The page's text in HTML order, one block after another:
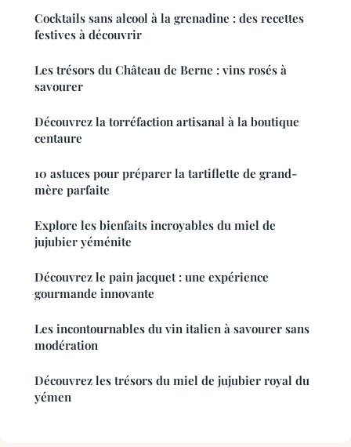
Cocktails sans alcool à la grenadine : des recettes
festives à découvrir
Les trésors du Château de Berne : vins rosés à
savourer
Découvrez la torréfaction artisanal à la boutique
centaure
10 astuces pour préparer la tartiflette de grand-
mère parfaite
Explore les bienfaits incroyables du miel de
jujubier yéménite
Découvrez le pain jacquet : une expérience
gourmande innovante
Les incontournables du vin italien à savourer sans
modération
Découvrez les trésors du miel de jujubier royal du
yémen